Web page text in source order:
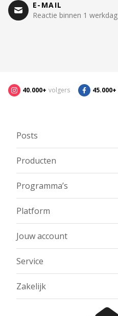
E-MAIL
Reactie binnen 1 werkdag
40.000+ volgers 45.000+
Posts
Producten
Programma’s
Platform
Jouw account
Service
Zakelijk